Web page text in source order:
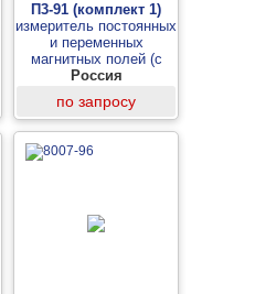
П3-91 (комплект 1)
измеритель постоянных
и переменных
магнитных полей (с
антенной для
Россия
по запросу